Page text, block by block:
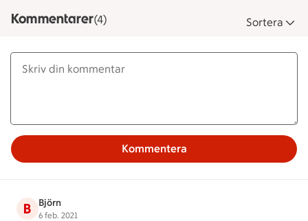
Kommentarer(4) Sortera
Kommentera
B Björn
6 feb. 2021